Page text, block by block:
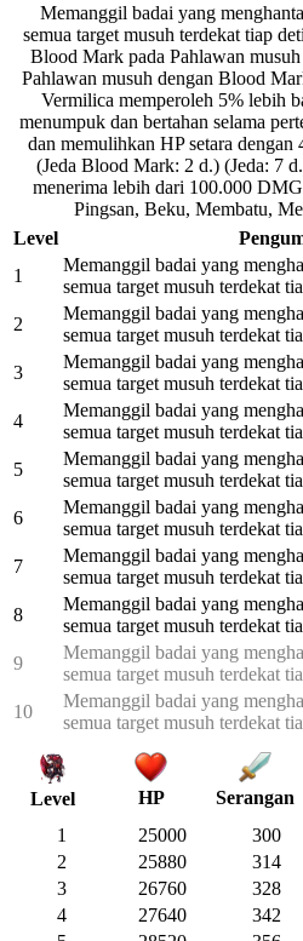
Memanggil badai yang
semua target musuh terdekat tiap
Blood Mark pada Pahlawan
Pahlawan musuh dengan Blood
Vermilica memperoleh 5% lebih
menumpuk dan bertahan selama
dan memulihkan HP setara
(Jeda Blood Mark: 2 d.) (Jeda: 7
menerima lebih dari 100.000
Pingsan, Beku, Membatu,
Level
1
Memanggil badai yang
semua target musuh terdekat
2
Memanggil badai yang
semua target musuh terdekat
3
Memanggil badai yang
semua target musuh terdekat
4
Memanggil badai yang
semua target musuh terdekat
5
Memanggil badai yang
semua target musuh terdekat
6
Memanggil badai yang
semua target musuh terdekat
7
Memanggil badai yang
semua target musuh terdekat
8
Memanggil badai yang
semua target musuh terdekat
9
Memanggil badai yang
semua target musuh terdekat
10
Memanggil badai yang
semua target musuh terdekat
Level HP Serangan
1
25000 300
2
25880 314
3
26760 328
4
27640 342